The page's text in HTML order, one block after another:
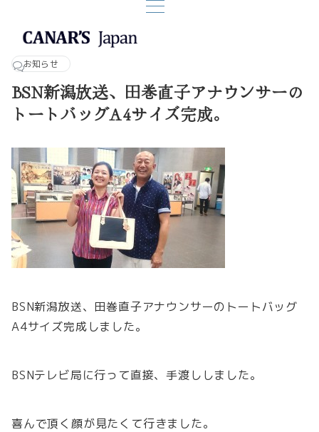
お知らせ
BSN新潟放送、田巻直子アナウンサーの
トートバッグA4サイズ完成。
BSN新潟放送、田巻直子アナウンサーのトートバッグ
A4サイズ完成しました。
BSNテレビ局に行って直接、手渡ししました。
喜んで頂く顔が見たくて行きました。